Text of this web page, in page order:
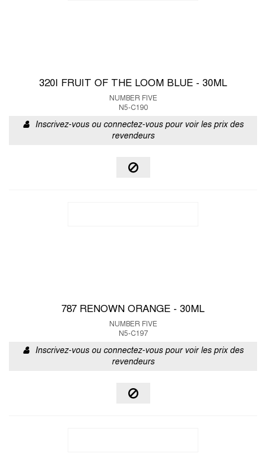
320I FRUIT OF THE LOOM BLUE - 30ML
NUMBER FIVE
N5-C190
Inscrivez-vous ou connectez-vous pour voir les prix des
revendeurs
787 RENOWN ORANGE - 30ML
NUMBER FIVE
N5-C197
Inscrivez-vous ou connectez-vous pour voir les prix des
revendeurs